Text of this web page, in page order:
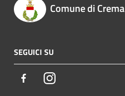
Comune di Crema
SEGUICI SU
FacebookInstagram